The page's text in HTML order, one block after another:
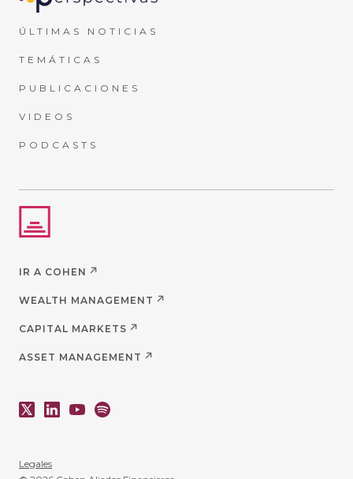
ÚLTIMAS NOTICIAS
TEMÁTICAS
PUBLICACIONES
VIDEOS
PODCASTS
IR A COHEN
WEALTH MANAGEMENT
CAPITAL MARKETS
ASSET MANAGEMENT
Legales